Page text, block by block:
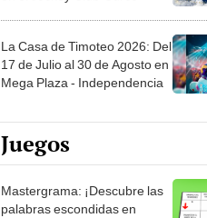
La Casa de Timoteo 2026: Del
17 de Julio al 30 de Agosto en
Mega Plaza - Independencia
Juegos
Mastergrama: ¡Descubre las
palabras escondidas en